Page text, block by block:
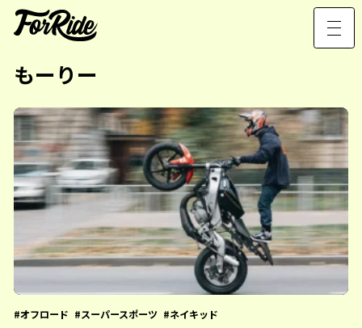
もーりー
オフロード スーパースポーツ ネイキッド